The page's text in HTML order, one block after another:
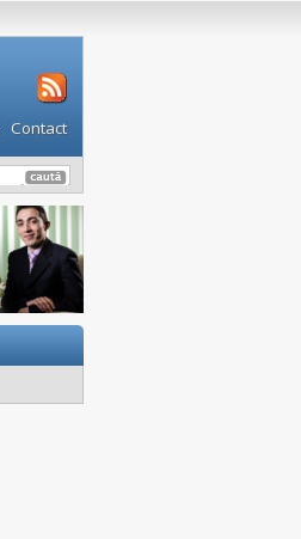
Contact